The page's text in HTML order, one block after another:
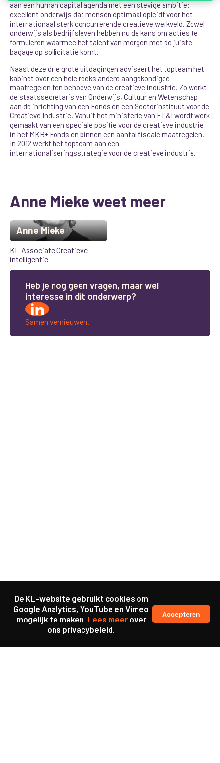
aan een human capital agenda met een stevige ambitie:
excellent onderwijs dat mensen optimaal opleidt voor het
internationaal sterk concurrerende creatieve werkveld. Zowel
onderwijs als bedrijfsleven hebben nu de kans om acties te
formuleren waarmee het talent van morgen met de juiste
bagage op sollicitatie komt.
Naast deze drie grote uitdagingen adviseert het topteam het
kabinet over een hele reeks andere aangekondigde
maatregelen ten behoeve van de creatieve industrie. Zo werkt
de staatssecretaris van Onderwijs, Cultuur en Wetenschap
aan de inrichting van een Fonds en een Sectorinstituut voor de
Creatieve Industrie. Vanuit het ministerie van EL&I wordt werk
gemaakt van een speciale positie voor de creatieve industrie
in het MKB+ Fonds en binnen een aantal fiscale maatregelen.
In 2012 werkt het topteam aan een
internationaliseringsstrategie voor de creatieve industrie.
Anne Mieke weet meer
Anne Mieke
KL Associate Creatieve
intelligentie
Heb je nog geen vragen, maarwel
interesse in dit onderwerp?
Samen vernieuwen.
De KL-website gebruikt cookies om
Google Analytics, YouTube en Vimeo
mogelijk te maken. Lees meerover
ons privacybeleid.
Accepteren